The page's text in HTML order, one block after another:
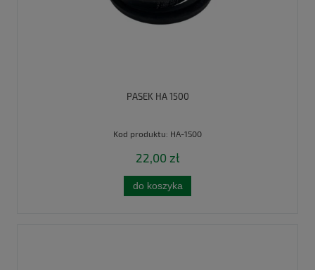
PASEK HA 1500
Kod produktu: HA-1500
22,00 zł
do koszyka